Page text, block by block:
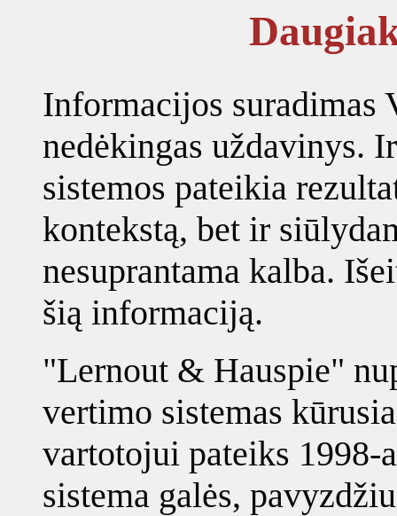
Informacijos suradimas
nedėkingas uždavinys.
sistemos pateikia
kontekstą, bet ir
nesuprantama kalba.
šią informaciją.
"Lernout & Hauspie"
vertimo sistemas
vartotojui pateiks 1998-
sistema galės,